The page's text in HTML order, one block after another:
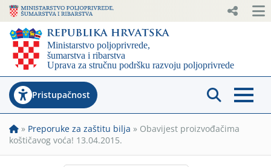
Pristupačnost
» Preporuke za zaštitu bilja » Obavijest proizvođačima
koštičavog voća! 13.04.2015.